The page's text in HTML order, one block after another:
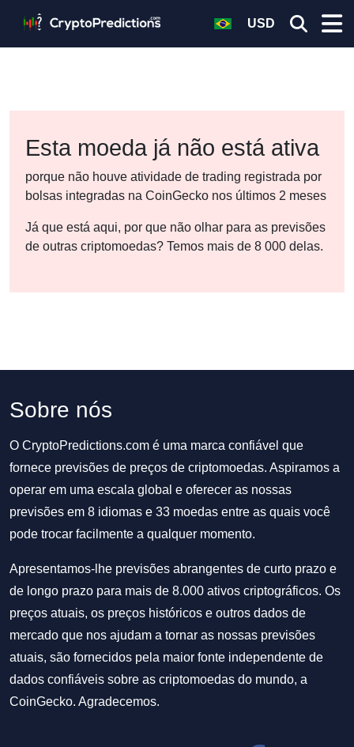
USD
Esta moeda já não está ativa
porque não houve atividade de trading registrada por
bolsas integradas na CoinGecko nos últimos 2 meses
Já que está aqui, por que não olhar para as previsões
de outras criptomoedas? Temos mais de 8 000 delas.
Sobre nós
O CryptoPredictions.com é uma marca confiável que
fornece previsões de preços de criptomoedas. Aspiramos a
operar em uma escala global e oferecer as nossas
previsões em 8 idiomas e 33 moedas entre as quais você
pode trocar facilmente a qualquer momento.
Apresentamos-lhe previsões abrangentes de curto prazo e
de longo prazo para mais de 8.000 ativos criptográficos. Os
preços atuais, os preços históricos e outros dados de
mercado que nos ajudam a tornar as nossas previsões
atuais, são fornecidos pela maior fonte independente de
dados confiáveis sobre as criptomoedas do mundo, a
CoinGecko. Agradecemos.